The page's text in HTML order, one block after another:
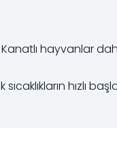
Kanatlı hayvanlar
sıcaklıkların hızlı